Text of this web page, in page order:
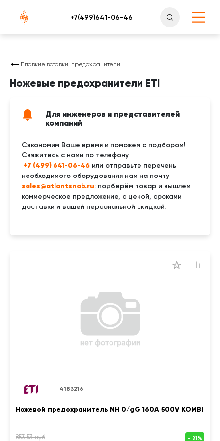
Атлантснаб
Плавкие вставки, предохранители
Ножевые предохранители ETI
Для инженеров и представителей
компаний
Сэкономим Ваше время и поможем с подбором!
Свяжитесь с нами по телефону
+7 (499) 641-06-46 или отправьте перечень
необходимого оборудования нам на почту
sales@atlantsnab.ru: подберём товар и вышлем
коммерческое предложение, с ценой, сроками
доставки и вашей персональной скидкой.
4183216
Ножевой предохранитель NH 0/gG 160A 500V KOMBI